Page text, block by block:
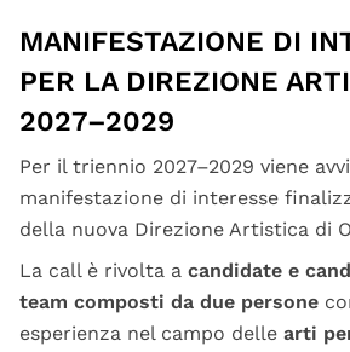
MANIFESTAZIONE DI
PER LA DIREZIONE
2027–2029
Per il triennio 2027–2029 viene
manifestazione di interesse
della nuova Direzione Artistica di
La call è rivolta a candidate e
team composti da due persone
esperienza nel campo delle arti